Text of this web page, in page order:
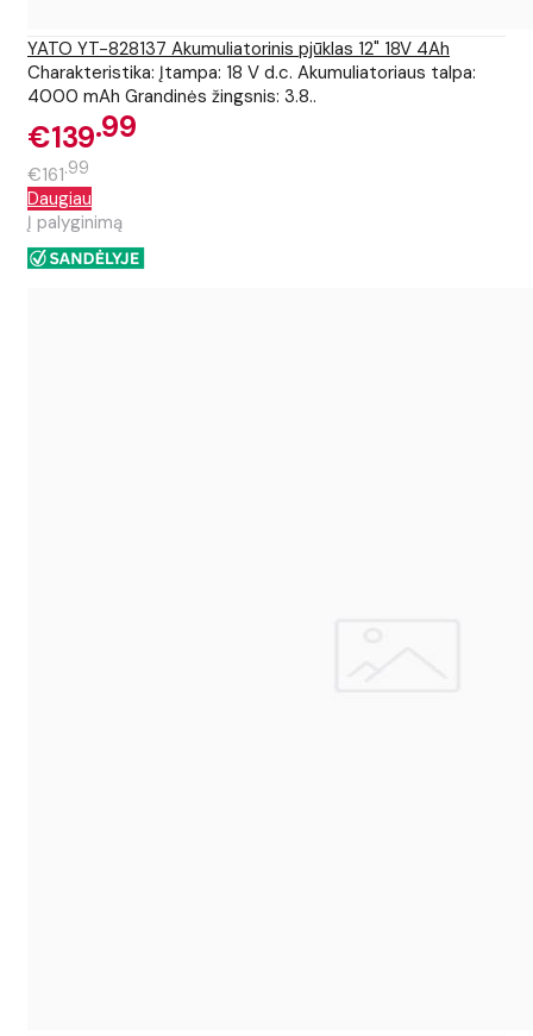
YATO YT-828137 Akumuliatorinis pjūklas 12" 18V 4Ah
Charakteristika: Įtampa: 18 V d.c. Akumuliatoriaus talpa:
4000 mAh Grandinės žingsnis: 3.8..
€139 99
€161 99
Daugiau
Į palyginimą